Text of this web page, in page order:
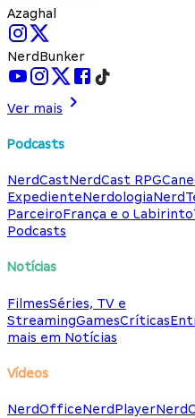
Azaghal
NerdBunker
Ver mais
Podcasts
NerdCastNerdCast RPG
ExpedienteNerdologia
ParceiroFrança e o Labirinto
Podcasts
Notícias
FilmesSéries, TV e
StreamingGamesCríticas
mais em Notícias
Vídeos
NerdOfficeNerdPlayer